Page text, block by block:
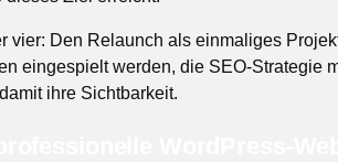
vier: Den Relaunch als einmaliges
eingespielt werden, die SEO-Strategie
ihre Sichtbarkeit.